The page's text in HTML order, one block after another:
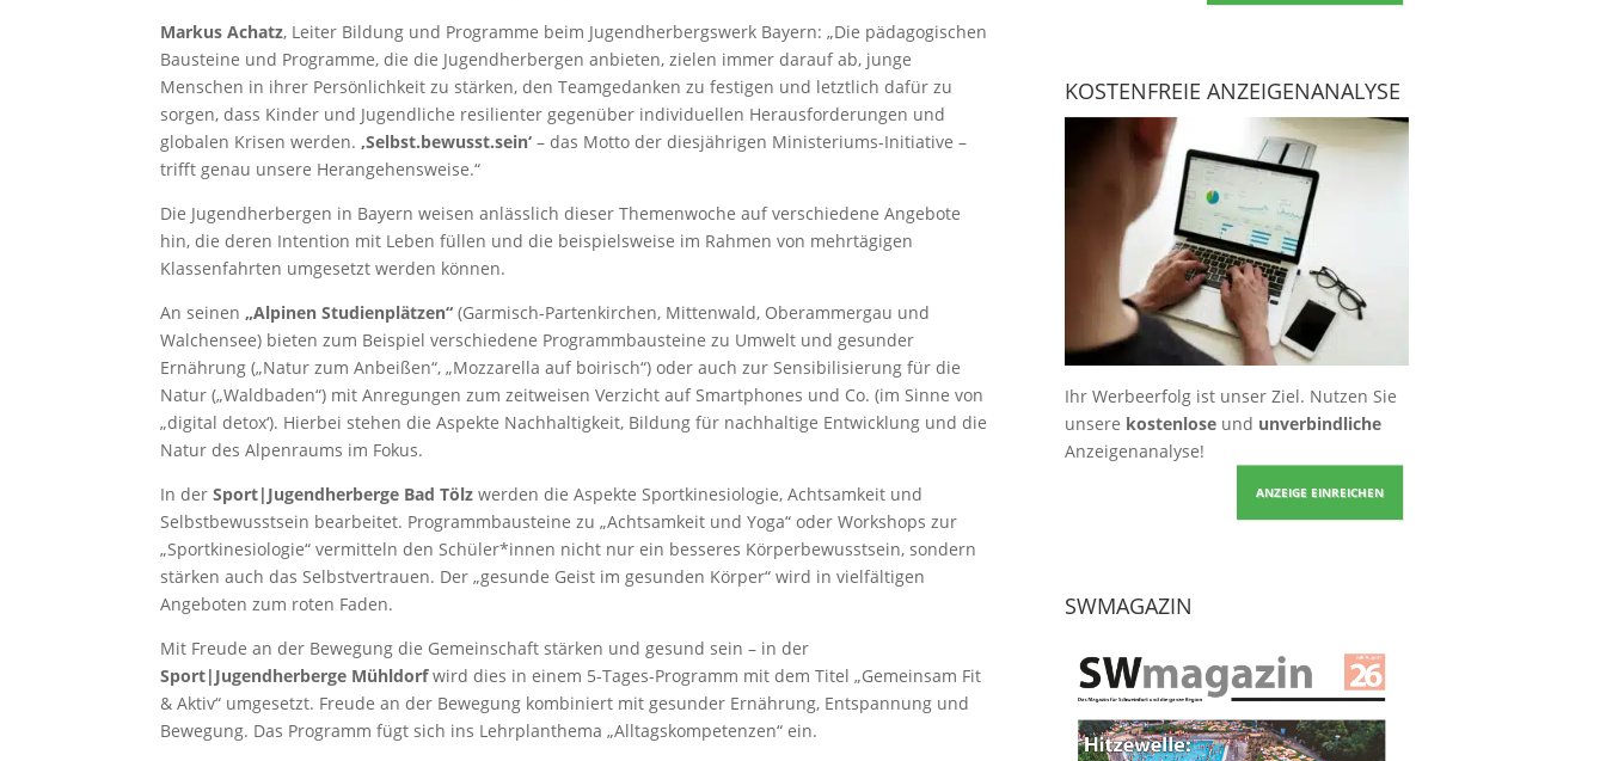
Markus Achatz, Leiter Bildung und Programme beim Jugendherbergswerk Bayern: „Die pädagogischen
Bausteine und Programme, die die Jugendherbergen anbieten, zielen immer darauf ab, junge
Menschen in ihrer Persönlichkeit zu stärken, den Teamgedanken zu festigen und letztlich dafür zu
sorgen, dass Kinder und Jugendliche resilienter gegenüber individuellen Herausforderungen und
globalen Krisen werden. ‚Selbst.bewusst.sein‘ – das Motto der diesjährigen Ministeriums-Initiative –
trifft genau unsere Herangehensweise.“
Die Jugendherbergen in Bayern weisen anlässlich dieser Themenwoche auf verschiedene Angebote
hin, die deren Intention mit Leben füllen und die beispielsweise im Rahmen von mehrtägigen
Klassenfahrten umgesetzt werden können.
An seinen „Alpinen Studienplätzen“ (Garmisch-Partenkirchen, Mittenwald, Oberammergau und
Walchensee) bieten zum Beispiel verschiedene Programmbausteine zu Umwelt und gesunder
Ernährung („Natur zum Anbeißen“, „Mozzarella auf boirisch“) oder auch zur Sensibilisierung für die
Natur („Waldbaden“) mit Anregungen zum zeitweisen Verzicht auf Smartphones und Co. (im Sinne von
„digital detox‘). Hierbei stehen die Aspekte Nachhaltigkeit, Bildung für nachhaltige Entwicklung und die
Natur des Alpenraums im Fokus.
In derSport|Jugendherberge Bad Tölz werden die Aspekte Sportkinesiologie, Achtsamkeit und
Selbstbewusstsein bearbeitet. Programmbausteine zu „Achtsamkeit und Yoga“ oder Workshops zur
„Sportkinesiologie“ vermitteln den Schüler*innen nicht nur ein besseres Körperbewusstsein, sondern
stärken auch das Selbstvertrauen. Der „gesunde Geist im gesunden Körper“ wird in vielfältigen
Angeboten zum roten Faden.
Mit Freude an der Bewegung die Gemeinschaft stärken und gesund sein – in der
Sport|Jugendherberge Mühldorfwird dies in einem 5-Tages-Programm mit dem Titel „Gemeinsam Fit
& Aktiv“ umgesetzt. Freude an der Bewegung kombiniert mit gesunder Ernährung, Entspannung und
Bewegung. Das Programm fügt sich ins Lehrplanthema „Alltagskompetenzen“ ein.
KOSTENFREIE ANZEIGENANALYSE
Ihr Werbeerfolg ist unser Ziel. Nutzen Sie
unsere kostenloseund unverbindliche
Anzeigenanalyse!
ANZEIGE EINREICHEN
SWMAGAZIN